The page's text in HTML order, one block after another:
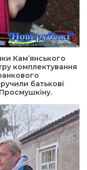
Кам’янського
комплектування
батькові